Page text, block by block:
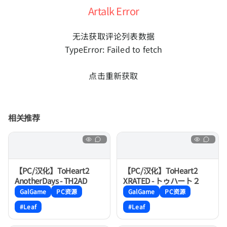
Artalk Error
无法获取评论列表数据
TypeError: Failed to fetch
点击重新获取
相关推荐
【PC/汉化】ToHeart2
AnotherDays - TH2AD
GalGame
PC资源
#Leaf
【PC/汉化】ToHeart2
XRATED - トゥハート２
GalGame
PC资源
#Leaf